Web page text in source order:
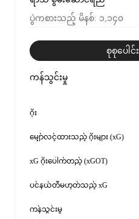
ပွဲကစားသည့် မိနစ်: ၁,၁၄၀
စုစုပေါင်း
ကန်သွင်းမှု
ဂိုး
မျှော်လင့်ထားသည့် ဂိုးများ (xG)
xG ဂိုးပေါက်တည့် (xGOT)
ပင်နယ်တီမဟုတ်သည့် xG
ကန်သွင်းမှု